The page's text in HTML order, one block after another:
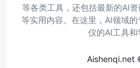
等各类工具，还包括最新的AI
等实用内容。在这里，AI领域
仪的AI工具和
Aishenqi.net